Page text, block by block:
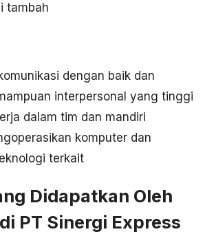
tambah
dengan baik dan
interpersonal yang tinggi
dalam tim dan mandiri
komputer dan
terkait
Didapatkan Oleh
PT Sinergi Express